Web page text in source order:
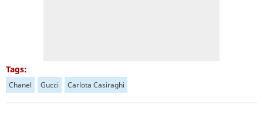
Tags:
Chanel Gucci Carlota Casiraghi